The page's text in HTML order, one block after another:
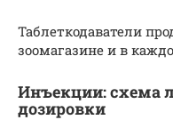
Таблеткодаватели
зоомагазине и в
Инъекции: схема
дозировки